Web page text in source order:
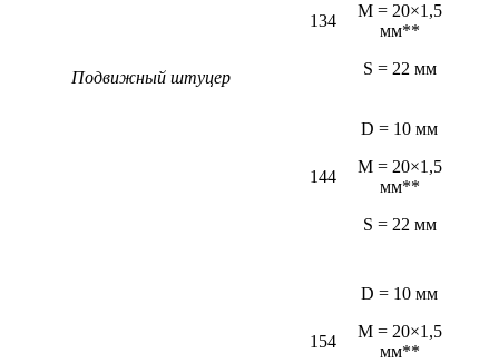
Подвижный штуцер
134
M = 20×1,5
мм**
S = 22 мм
144
D = 10 мм
M = 20×1,5
мм**
S = 22 мм
154
D = 10 мм
M = 20×1,5
мм**